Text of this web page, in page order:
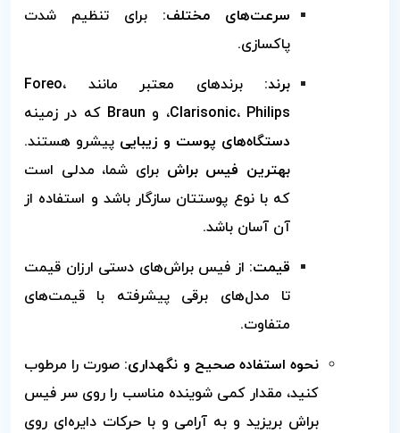
سرعت‌های مختلف: برای تنظیم شدت
پاکسازی.
برند:
برندهای معتبر مانند Foreo،
Clarisonic، Philips، و Braun که در زمینه
دستگاه‌های پوست و زیبایی پیشرو هستند.
بهترین فیس براش برای شما، مدلی است
که با نوع پوستتان سازگار باشد و استفاده از
آن آسان باشد.
قیمت: از فیس براش‌های دستی ارزان قیمت
تا مدل‌های برقی پیشرفته با قیمت‌های
متفاوت.
نحوه استفاده صحیح و نگهداری: صورت را مرطوب
کنید، مقدار کمی شوینده مناسب را روی سر فیس
براش بریزید و به آرامی و با حرکات دایره‌ای روی